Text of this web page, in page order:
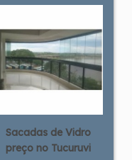
Sacadas de Vidro
preço no Tucuruvi